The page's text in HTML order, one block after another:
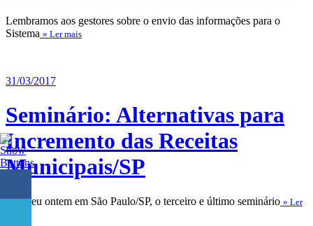
Lembramos aos gestores sobre o envio das informações para o
Sistema » Ler mais
31/03/2017
Seminário: Alternativas para
Incremento das Receitas
Municipais/SP
Ocorreu ontem em São Paulo/SP, o terceiro e último seminário » Ler